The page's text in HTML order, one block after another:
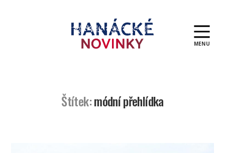
MENU
Štítek:módní přehlídka